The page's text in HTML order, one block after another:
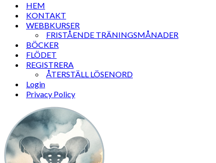
HEM
KONTAKT
WEBBKURSER
FRISTÅENDE TRÄNINGSMÅNADER
BÖCKER
FLÖDET
REGISTRERA
ÅTERSTÄLL LÖSENORD
Login
Privacy Policy